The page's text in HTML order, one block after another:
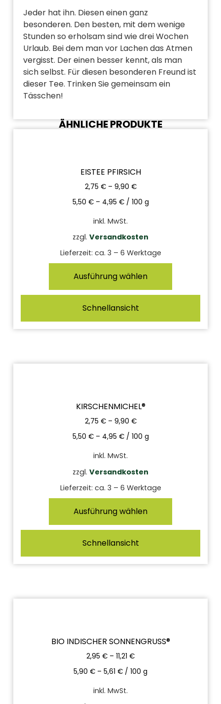
Jeder hat ihn. Diesen einen ganz
besonderen. Den besten, mit dem wenige
Stunden so erholsam sind wie drei Wochen
Urlaub. Bei dem man vor Lachen das Atmen
vergisst. Der einen besser kennt, als man
sich selbst. Für diesen besonderen Freund ist
dieser Tee. Trinken Sie gemeinsam ein
Tässchen!
ÄHNLICHE PRODUKTE
EISTEE PFIRSICH
2,75 €– 9,90 €
5,50 €– 4,95 €/ 100 g
inkl. MwSt.
zzgl. Versandkosten
Lieferzeit: ca. 3 – 6 Werktage
Ausführung wählen
Schnellansicht
KIRSCHENMICHEL®
2,75 €– 9,90 €
5,50 €– 4,95 €/ 100 g
inkl. MwSt.
zzgl. Versandkosten
Lieferzeit: ca. 3 – 6 Werktage
Ausführung wählen
Schnellansicht
BIO INDISCHER SONNENGRUSS®
2,95 € – 11,21 €
5,90 € – 5,61 € / 100 g
inkl. MwSt.